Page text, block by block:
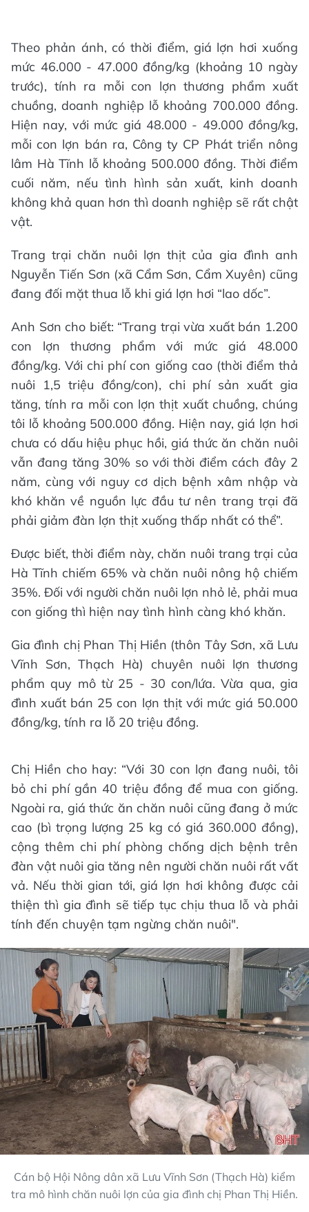
Theo phản ánh, có thời điểm, giá lợn hơi xuống
mức 46.000 - 47.000 đồng/kg (khoảng 10 ngày
trước), tính ra mỗi con lợn thương phẩm xuất
chuồng, doanh nghiệp lỗ khoảng 700.000 đồng.
Hiện nay, với mức giá 48.000 - 49.000 đồng/kg,
mỗi con lợn bán ra, Công ty CP Phát triển nông
lâm Hà Tĩnh lỗ khoảng 500.000 đồng. Thời điểm
cuối năm, nếu tình hình sản xuất, kinh doanh
không khả quan hơn thì doanh nghiệp sẽ rất chật
vật.
Trang trại chăn nuôi lợn thịt của gia đình anh
Nguyễn Tiến Sơn (xã Cẩm Sơn, Cẩm Xuyên) cũng
đang đối mặt thua lỗ khi giá lợn hơi “lao dốc”.
Anh Sơn cho biết: “Trang trại vừa xuất bán 1.200
con lợn thương phẩm với mức giá 48.000
đồng/kg. Với chi phí con giống cao (thời điểm thả
nuôi 1,5 triệu đồng/con), chi phí sản xuất gia
tăng, tính ra mỗi con lợn thịt xuất chuồng, chúng
tôi lỗ khoảng 500.000 đồng. Hiện nay, giá lợn hơi
chưa có dấu hiệu phục hồi, giá thức ăn chăn nuôi
vẫn đang tăng 30% so với thời điểm cách đây 2
năm, cùng với nguy cơ dịch bệnh xâm nhập và
khó khăn về nguồn lực đầu tư nên trang trại đã
phải giảm đàn lợn thịt xuống thấp nhất có thể”.
Được biết, thời điểm này, chăn nuôi trang trại của
Hà Tĩnh chiếm 65% và chăn nuôi nông hộ chiếm
35%. Đối với người chăn nuôi lợn nhỏ lẻ, phải mua
con giống thì hiện nay tình hình càng khó khăn.
Gia đình chị Phan Thị Hiền (thôn Tây Sơn, xã Lưu
Vĩnh Sơn, Thạch Hà) chuyên nuôi lợn thương
phẩm quy mô từ 25 - 30 con/lứa. Vừa qua, gia
đình xuất bán 25 con lợn thịt với mức giá 50.000
đồng/kg, tính ra lỗ 20 triệu đồng.
Chị Hiền cho hay: “Với 30 con lợn đang nuôi, tôi
bỏ chi phí gần 40 triệu đồng để mua con giống.
Ngoài ra, giá thức ăn chăn nuôi cũng đang ở mức
cao (bì trọng lượng 25 kg có giá 360.000 đồng),
cộng thêm chi phí phòng chống dịch bệnh trên
đàn vật nuôi gia tăng nên người chăn nuôi rất vất
vả. Nếu thời gian tới, giá lợn hơi không được cải
thiện thì gia đình sẽ tiếp tục chịu thua lỗ và phải
tính đến chuyện tạm ngừng chăn nuôi".
Cán bộ Hội Nông dân xã Lưu Vĩnh Sơn (Thạch Hà) kiểm
tra mô hình chăn nuôi lợn của gia đình chị Phan Thị Hiền.